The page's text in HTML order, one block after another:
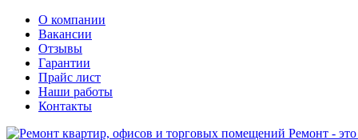
О компании
Вакансии
Отзывы
Гарантии
Прайс лист
Наши работы
Контакты